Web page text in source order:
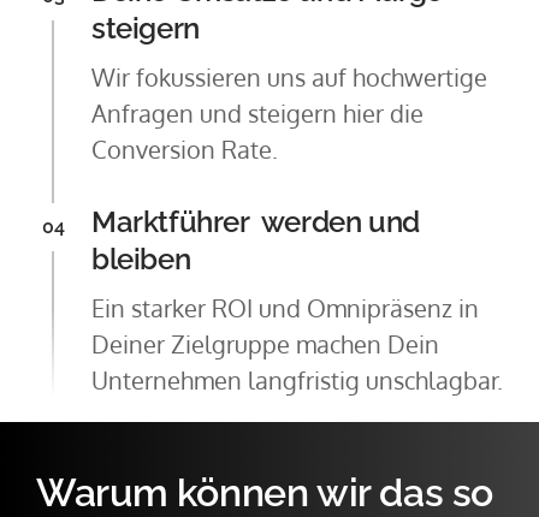
steigern
Wir fokussieren uns auf hochwertige
Anfragen und steigern hier die
Conversion Rate.
04
Marktführer  werden und
bleiben
Ein starker ROI und Omnipräsenz in
Deiner Zielgruppe machen Dein
Unternehmen langfristig unschlagbar.
Warum können wir das so